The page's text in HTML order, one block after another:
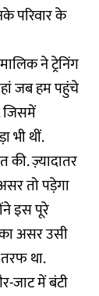
परिवार के
ने ट्रेनिंग
जब हम पहुंचे
जिसमें
भी थीं.
ज़्यादातर
तो पड़ेगा
इस पूरे
असर उसी
था.
जाट में बंटी